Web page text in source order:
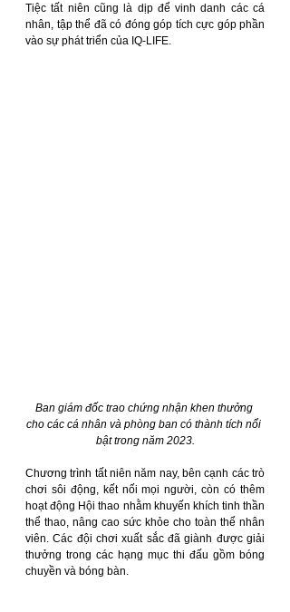
Tiệc tất niên cũng là dịp để vinh danh các cá
nhân, tập thể đã có đóng góp tích cực góp phần
vào sự phát triển của IQ-LIFE.
Ban giám đốc trao chứng nhận khen thưởng
cho các cá nhân và phòng ban có thành tích nổi
bật trong năm 2023.
Chương trình tất niên năm nay, bên cạnh các trò
chơi sôi động, kết nối mọi người, còn có thêm
hoạt động Hội thao nhằm khuyến khích tinh thần
thể thao, nâng cao sức khỏe cho toàn thể nhân
viên. Các đội chơi xuất sắc đã giành được giải
thưởng trong các hạng mục thi đấu gồm bóng
chuyền và bóng bàn.